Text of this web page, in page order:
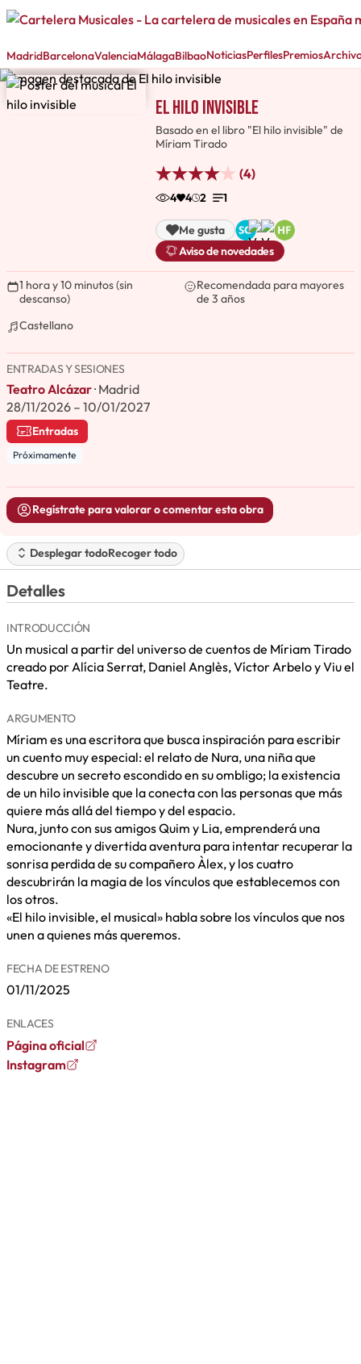
MadridBarcelonaValenciaMálagaBilbaoNoticiasPerfilesPremios
El hilo invisible
Basado en el libro "El hilo invisible" de
Míriam Tirado
(4)
4 4 2 1
Me gusta
Aviso de novedades
1 hora y 10 minutos (sin
descanso)
Recomendada para mayores
de 3 años
Castellano
ENTRADAS Y SESIONES
Teatro Alcázar· Madrid
28/11/2026 – 10/01/2027
Entradas
Próximamente
Regístrate para valorar o comentar esta obra
Desplegar todoRecoger todo
Detalles
INTRODUCCIÓN
Un musical a partir del universo de cuentos de Míriam Tirado
creado por Alícia Serrat, Daniel Anglès, Víctor Arbelo y Viu el
Teatre.
ARGUMENTO
Míriam es una escritora que busca inspiración para escribir
un cuento muy especial: el relato de Nura, una niña que
descubre un secreto escondido en su ombligo; la existencia
de un hilo invisible que la conecta con las personas que más
quiere más allá del tiempo y del espacio.
Nura, junto con sus amigos Quim y Lia, emprenderá una
emocionante y divertida aventura para intentar recuperar la
sonrisa perdida de su compañero Àlex, y los cuatro
descubrirán la magia de los vínculos que establecemos con
los otros.
«El hilo invisible, el musical» habla sobre los vínculos que nos
unen a quienes más queremos.
FECHA DE ESTRENO
01/11/2025
ENLACES
Página oficial
Instagram